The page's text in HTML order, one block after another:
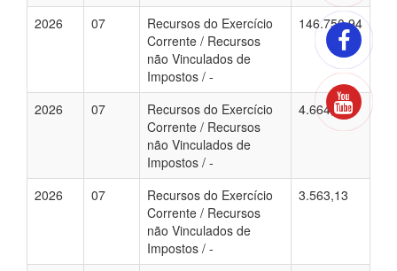
2026 07
Recursos do Exercício
Corrente / Recursos
não Vinculados de
Impostos / -
146.750,94
2026 07
Recursos do Exercício
Corrente / Recursos
não Vinculados de
Impostos / -
4.664,08
2026 07
Recursos do Exercício
Corrente / Recursos
não Vinculados de
Impostos / -
3.563,13